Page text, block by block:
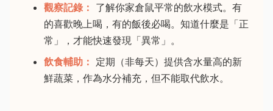
觀察記錄： 了解你家倉鼠平常的飲水模式。有
的喜歡晚上喝，有的飯後必喝。知道什麼是「正
常」，才能快速發現「異常」。
飲食輔助： 定期（非每天）提供含水量高的新
鮮蔬菜，作為水分補充，但不能取代飲水。